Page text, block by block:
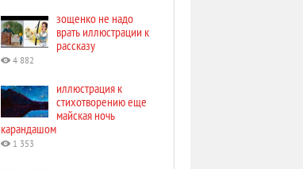
зощенко не надо
врать иллюстрации к
рассказу
4 882
иллюстрация к
стихотворению еще
майская ночь
карандашом
1 353